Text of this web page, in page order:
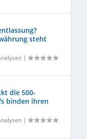
steht
|
die 500-
binden ihren
|